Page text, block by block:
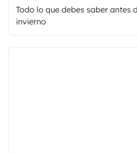
Todo lo que debes saber antes
invierno